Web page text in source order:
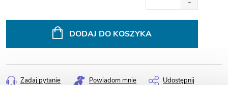
DODAJ DO KOSZYKA
Zadaj pytanie Powiadom mnie Udostępnij